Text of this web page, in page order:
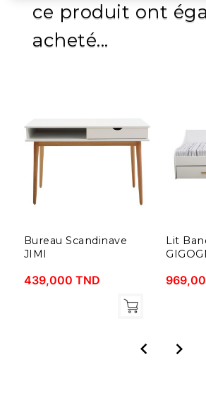
ce produit ont
acheté...
Bureau Scandinave
JIMI
439,000 TND
Lit
 